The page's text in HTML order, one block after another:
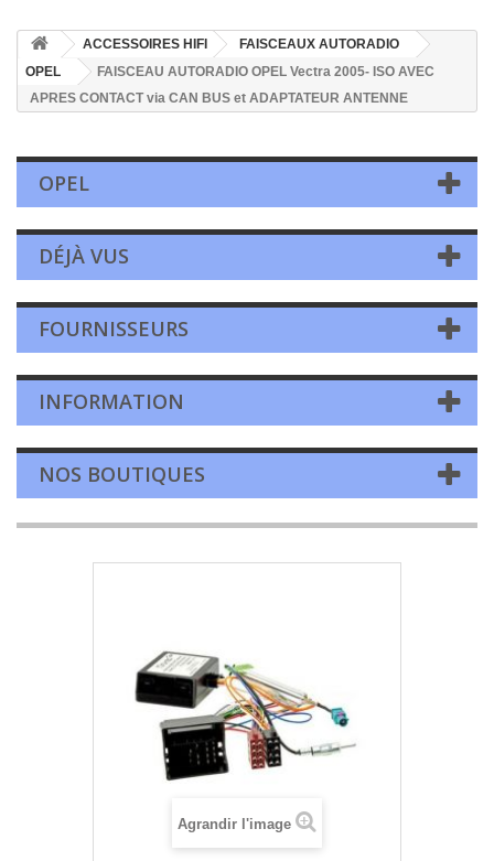
ACCESSOIRES HIFI
FAISCEAUX AUTORADIO
OPEL
FAISCEAU AUTORADIO OPEL Vectra 2005- ISO AVEC
APRES CONTACT via CAN BUS et ADAPTATEUR ANTENNE
OPEL
DÉJÀ VUS
FOURNISSEURS
INFORMATION
NOS BOUTIQUES
Agrandir l'image